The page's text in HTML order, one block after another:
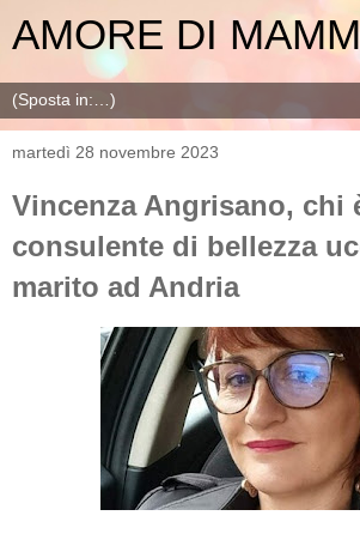
AMORE DI
martedì 28 novembre 2023
Vincenza Angrisano, chi
consulente di bellezza
marito ad Andria